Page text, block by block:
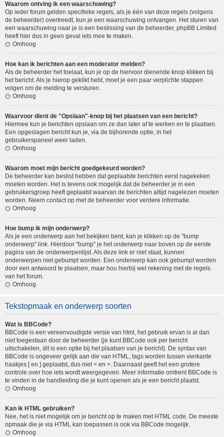
Waarom ontving ik een waarschuwing?
Op ieder forum gelden specifieke regels, als je één van deze regels (volgens
de beheerder) overtreedt, kun je een waarschuwing ontvangen. Het sturen van
een waarschuwing naar je is een beslissing van de beheerder, phpBB Limited
heeft hier dus in geen geval iets mee te maken.
Omhoog
Hoe kan ik berichten aan een moderator melden?
Als de beheerder het toelaat, kun je op de hiervoor dienende knop klikken bij
het bericht. Als je hierop geklikt hebt, moet je een paar verplichte stappen
volgen om de melding te versturen.
Omhoog
Waarvoor dient de "Opslaan"-knop bij het plaatsen van een bericht?
Hiermee kun je berichten opslaan om ze dan later af te werken en te plaatsen.
Een opgeslagen bericht kun je, via de bijhorende optie, in het
gebruikerspaneel weer laden.
Omhoog
Waarom moet mijn bericht goedgekeurd worden?
De beheerder kan beslist hebben dat geplaatste berichten eerst nagekeken
moeten worden. Het is tevens ook mogelijk dat de beheerder je in een
gebruikersgroep heeft geplaatst waarvan de berichten altijd nagelezen moeten
worden. Neem contact op met de beheerder voor verdere informatie.
Omhoog
Hoe bump ik mijn onderwerp?
Als je een onderwerp aan het bekijken bent, kan je klikken op de "bump
onderwerp" link. Hierdoor "bump" je het onderwerp naar boven op de eerste
pagina van de onderwerpenlijst. Als deze link er niet staat, kunnen
onderwerpen niet gebumpt worden. Een onderwerp kan ook gebumpt worden
door een antwoord te plaatsen, maar hou hierbij wel rekening met de regels
van het forum.
Omhoog
Tekstopmaak en onderwerp soorten
Wat is BBCode?
BBCode is een vereenvoudigde versie van html, het gebruik ervan is al dan
niet toegestaan door de beheerder (je kunt BBCode ook per bericht
uitschakelen, dit is een optie bij het plaatsen van je bericht). De syntax van
BBCode is ongeveer gelijk aan die van HTML, tags worden tussen vierkante
haakjes [ en ] geplaatst, dus niet < en >. Daarnaast geeft het een grotere
controle over hoe iets wordt weergegeven. Meer informatie omtrent BBCode is
te vinden in de handleiding die je kunt openen als je een bericht plaatst.
Omhoog
Kan ik HTML gebruiken?
Nee, het is niet mogelijk om je bericht op te maken met HTML code. De meeste
opmaak die je via HTML kan toepassen is ook via BBCode mogelijk.
Omhoog